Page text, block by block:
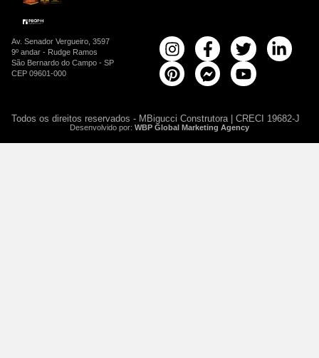
Av. Senador Vergueiro, 3597
9º andar - Rudge Ramos
São Bernardo do Campo - SP
CEP 09601-000
Todos os direitos reservados - MBigucci Construtora | CRECI 19682-J
Desenvolvido por: WBP Global Marketing Agency